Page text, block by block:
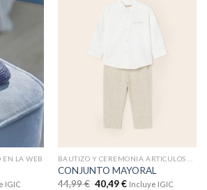
EN LA WEB
IGIC
CONJUNTO MAYORAL
44,99€ 40,49€ Incluye IGIC